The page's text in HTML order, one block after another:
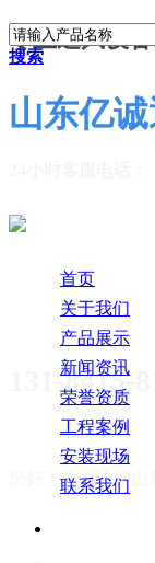
专业通风设
山东亿
131-8415-
您好！欢迎访问
搜索
首页
关于我们
产品展示
新闻资讯
荣誉资质
工程案例
安装现场
联系我们